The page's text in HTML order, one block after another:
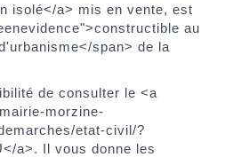
isolé</a> mis en vente, est
au
span> de la
de consulter le <a
morzine-
etat-civil/?
a>. Il vous donne les